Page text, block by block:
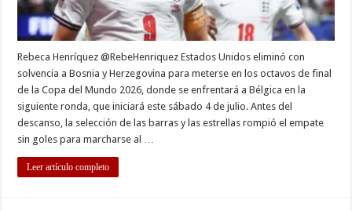
Rebeca Henríquez @RebeHenriquez Estados Unidos eliminó con
solvencia a Bosnia y Herzegovina para meterse en los octavos de final
de la Copa del Mundo 2026, donde se enfrentará a Bélgica en la
siguiente ronda, que iniciará este sábado 4 de julio. Antes del
descanso, la selección de las barras y las estrellas rompió el empate
sin goles para marcharse al …
Leer artículo completo